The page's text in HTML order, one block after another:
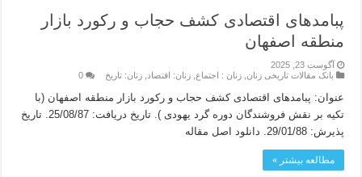
پبامدهای اقتصادی کشف حجاب و رکورد بازار
منطقه اصفهان
آگوست 23, 2025
بانک مقالات تاریخی زنان ,زنان : اجتماع ,زنان: اقتصاد ,زنان: تاریخ 0
عنوان: پبامدهای اقتصادی کشف حجاب و رکورد بازار منطقه اصفهان (با
تکیه بر نقش فروشندگان دوره گرد یهودی ). تاریخ دریافت: 25/08/87. تاریخ
پذیرش: 29/01/88. دانلود اصل مقاله
مطالعه بیشتر »